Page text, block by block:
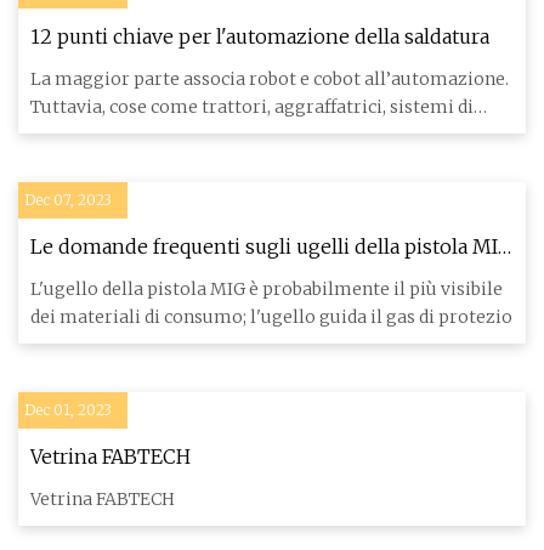
12 punti chiave per l'automazione della saldatura
La maggior parte associa robot e cobot all’automazione.
Tuttavia, cose come trattori, aggraffatrici, sistemi di
saldat
Dec 07, 2023
Le domande frequenti sugli ugelli della pistola MIG
e sulle punte di contatto
L'ugello della pistola MIG è probabilmente il più visibile
dei materiali di consumo; l'ugello guida il gas di protezio
Dec 01, 2023
Vetrina FABTECH
Vetrina FABTECH